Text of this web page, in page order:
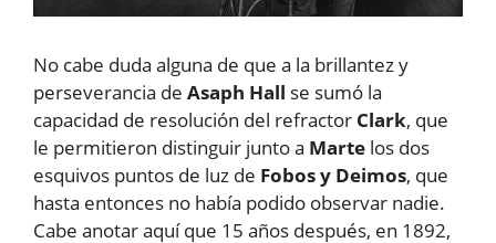
No cabe duda alguna de que a la brillantez y
perseverancia de Asaph Hall se sumó la
capacidad de resolución del refractor Clark, que
le permitieron distinguir junto a Marte los dos
esquivos puntos de luz de Fobos y Deimos, que
hasta entonces no había podido observar nadie.
Cabe anotar aquí que 15 años después, en 1892,